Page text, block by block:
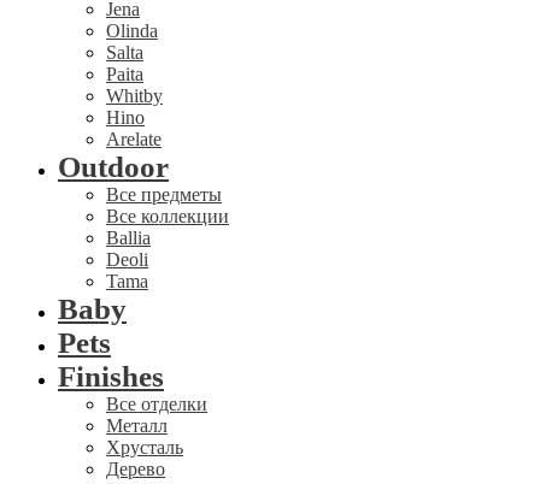
Jena
Olinda
Salta
Paita
Whitby
Hino
Arelate
Outdoor
Все предметы
Все коллекции
Ballia
Deoli
Tama
Baby
Pets
Finishes
Все отделки
Металл
Хрусталь
Дерево